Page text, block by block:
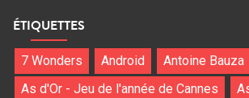
ÉTIQUETTES
7 Wonders Android Antoine Bauza
As d'Or - Jeu de l'année de Cannes